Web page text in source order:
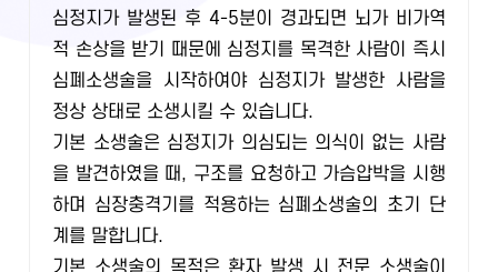
심정지가 발생된 후 4-5분이 경과되면 뇌가 비가역
적 손상을 받기 때문에 심정지를 목격한 사람이 즉시
심폐소생술을 시작하여야 심정지가 발생한 사람을
정상 상태로 소생시킬 수 있습니다.
기본 소생술은 심정지가 의심되는 의식이 없는 사람
을 발견하였을 때, 구조를 요청하고 가슴압박을 시행
하며 심장충격기를 적용하는 심폐소생술의 초기 단
계를 말합니다.
기본 소생술의 목적은 환자 발생 시 전문 소생술이